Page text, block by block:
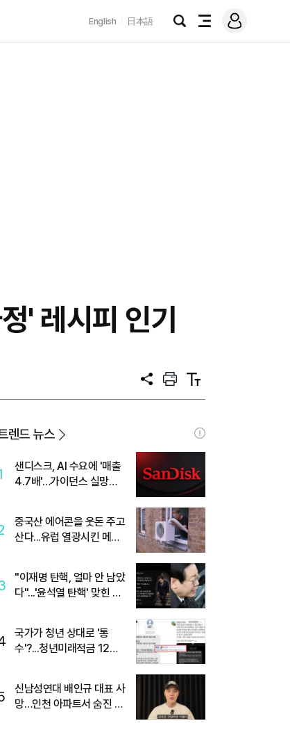
English 日本語
검
전
메
그
' 레시피 인기
공
프
트
텍
트
렌드 뉴스
샌디스크, AI 수요에 '매출
4.7배'…가이던스 실망에
중국산 에어콘을 웃돈 주고
산다...유럽 열광시킨 메이
"이재명 탄핵, 얼마 안 남았
다"...'윤석열 탄핵' 맞힌 무
국가가 청년 상대로 '통
수'?...청년미래적금 12%
신남성연대 배인규 대표 사
망…인천 아파트서 숨진 채